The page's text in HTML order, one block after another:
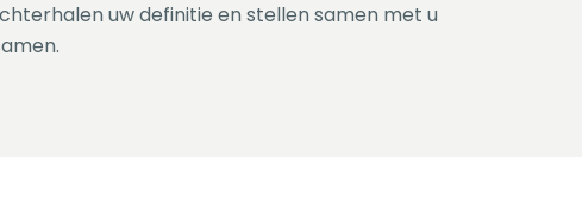
uw definitie en stellen samen met u